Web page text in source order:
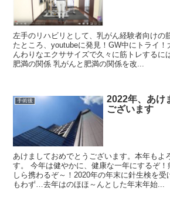
左手のリハビリとして、乳がん経験者向けの
たところ、youtubeに発見！GW中にトライ！
んわりなエクササイズで久々に筋トレするに
肥満の関係 乳がんと肥満の関係を改...
手術後
2022年、あけ
ございます
あけましておめでとうございます。本年もよ
す。 今年は健やかに、健康な一年にするぞ
しら携わるぞ～！2020年の年末に針生検を受
もわず…去年はのほほ～んとした年末年始...